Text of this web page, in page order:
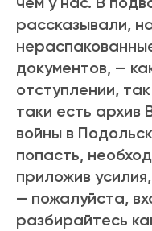
рассказывали,
документов, —
отступлении,
таки есть архив
войны в
попасть,
приложив
— пожалуйста,
разбирайтесь